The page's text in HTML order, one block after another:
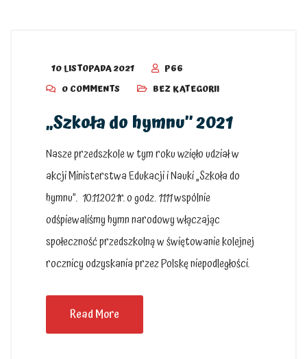
10 LISTOPADA 2021
P66
0 COMMENTS
BEZ KATEGORII
„Szkoła do hymnu” 2021
Nasze przedszkole w tym roku wzięło udział w
akcji Ministerstwa Edukacji i Nauki „Szkoła do
hymnu”. 10.11.2021r. o godz. 11.11 wspólnie
odśpiewaliśmy hymn narodowy włączając
społeczność przedszkolną w świętowanie kolejnej
rocznicy odzyskania przez Polskę niepodległości.
Read More